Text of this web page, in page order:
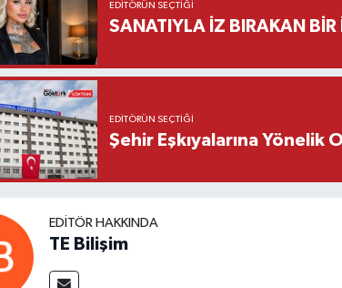
EDITÖRÜN SEÇTIĞI
SANATIYLA İZ BIRAKAN
EDITÖRÜN SEÇTIĞI
Şehir Eşkıyalarına Yönelik
EDITÖR HAKKINDA
TE Bilişim